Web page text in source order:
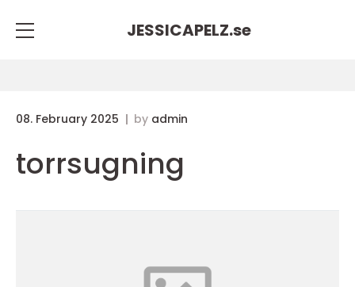
JESSICAPELZ.se
08. February 2025 by admin
torrsugning